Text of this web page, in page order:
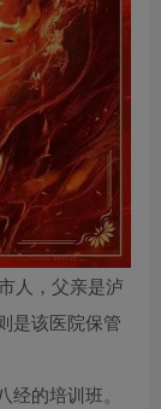
人，父亲是泸
是该医院保管
的培训班。